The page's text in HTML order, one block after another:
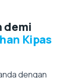
demi
Kipas
dengan